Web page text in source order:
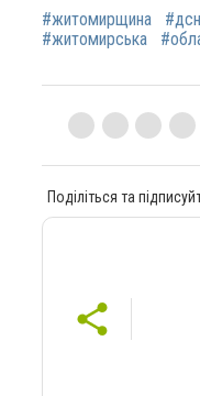
#житомирщина
#житомирська
Поділіться та